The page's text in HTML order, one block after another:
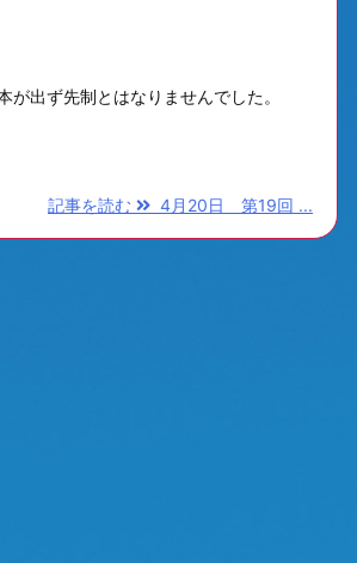
出ず先制とはなりませんでした。
記事を読む 4月20日 第19回 ...